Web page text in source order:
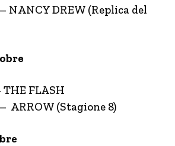
NANCY DREW (Replica del
FLASH
ARROW (Stagione 8)